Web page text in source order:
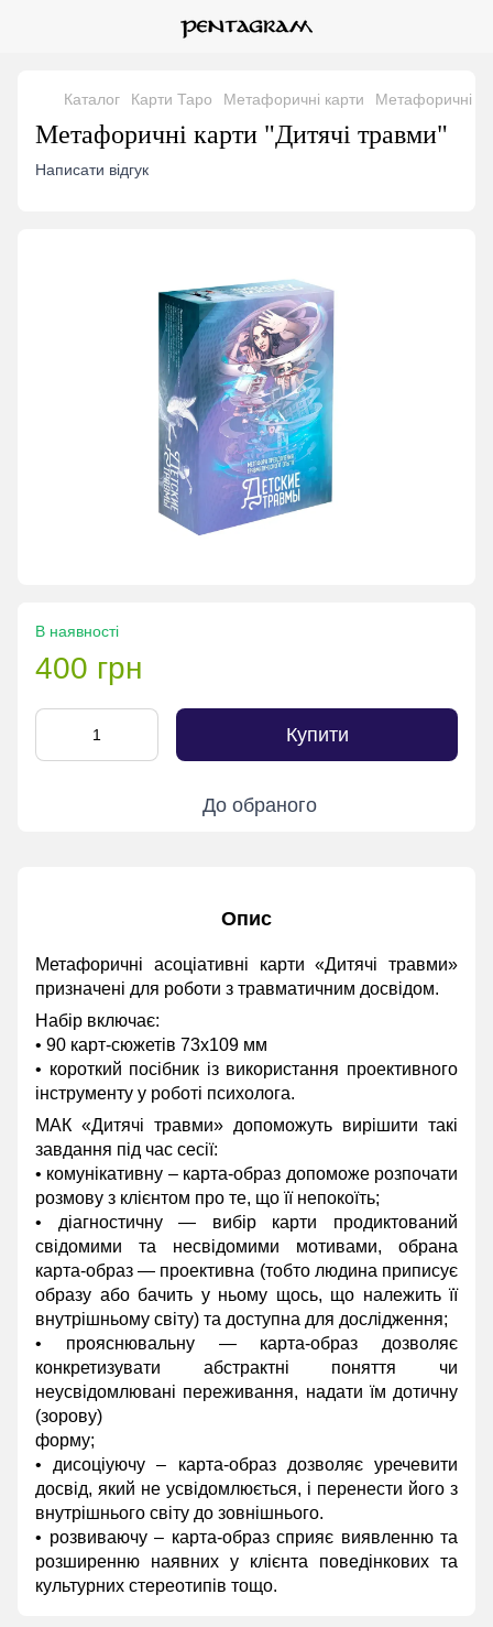
Каталог Карти Таро Метафоричні карти Метафоричні
Метафоричні карти "Дитячі травми"
Написати відгук
В наявності
400 грн
Купити
До обраного
Опис
Метафоричні асоціативні карти «Дитячі травми»
призначені для роботи з травматичним досвідом.
Набір включає:
• 90 карт-сюжетів 73х109 мм
• короткий посібник із використання проективного
інструменту у роботі психолога.
МАК «Дитячі травми» допоможуть вирішити такі
завдання під час сесії:
• комунікативну – карта-образ допоможе розпочати
розмову з клієнтом про те, що її непокоїть;
• діагностичну — вибір карти продиктований
свідомими та несвідомими мотивами, обрана
карта-образ — проективна (тобто людина приписує
образу або бачить у ньому щось, що належить її
внутрішньому світу) та доступна для дослідження;
• прояснювальну — карта-образ дозволяє
конкретизувати абстрактні поняття чи
неусвідомлювані переживання, надати їм дотичну
(зорову)
форму;
• дисоціуючу – карта-образ дозволяє уречевити
досвід, який не усвідомлюється, і перенести його з
внутрішнього світу до зовнішнього.
• розвиваючу – карта-образ сприяє виявленню та
розширенню наявних у клієнта поведінкових та
культурних стереотипів тощо.